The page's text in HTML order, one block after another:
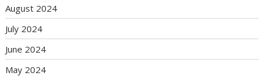
August 2024
July 2024
June 2024
May 2024